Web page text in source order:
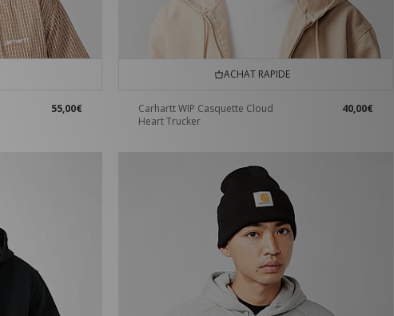
55,00€
ACHAT RAPIDE
Carhartt WIP Casquette Cloud
Heart Trucker
40,00€